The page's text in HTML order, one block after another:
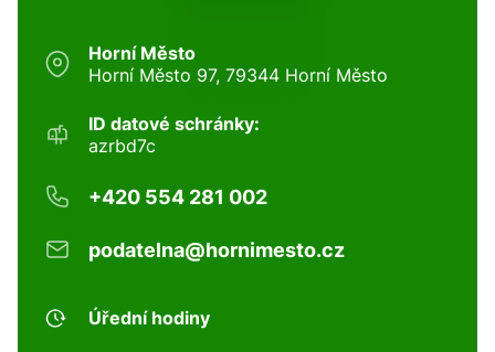
Horní Město
Horní Město 97, 79344 Horní Město
ID datové schránky:
azrbd7c
+420 554 281 002
podatelna@hornimesto.cz
Úřední hodiny